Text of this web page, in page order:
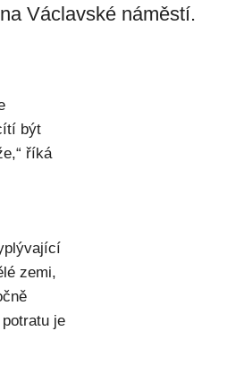
Václavské náměstí.
být
říká
zemi,
je